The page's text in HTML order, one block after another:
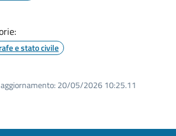
e stato civile
20/05/2026 10:25.11